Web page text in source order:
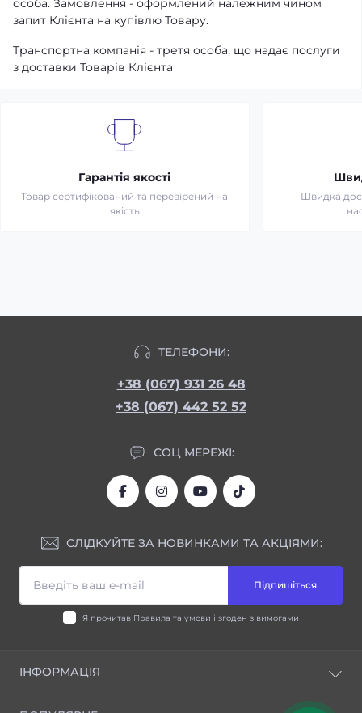
особа. Замовлення - оформлений належним чином
запит Клієнта на купівлю Товару.
Транспортна компанія - третя особа, що надає послуги
з доставки Товарів Клієнта
Гарантія якості
Товар сертифікований та перевірений на
якість
Швидка
ТЕЛЕФОНИ:
+38 (067) 931 26 48
+38 (067) 442 52 52
СОЦ МЕРЕЖІ:
СЛІДКУЙТЕ ЗА НОВИНКАМИ ТА АКЦІЯМИ:
Підпишіться
Я прочитав Правила та умови і згоден з вимогами
ІНФОРМАЦІЯ